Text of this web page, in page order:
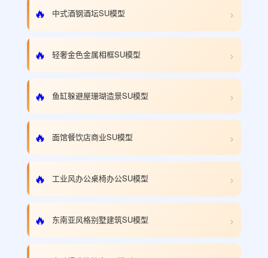
🔥 中式酒钢酒坛SU模型 ›
🔥 轻奢金色金属相框SU模型 ›
🔥 鱼缸躲避屋珊瑚造景SU模型 ›
🔥 面馆餐饮店商业SU模型 ›
🔥 工业风办公桌椅办公SU模型 ›
🔥 东南亚风格别墅建筑SU模型 ›